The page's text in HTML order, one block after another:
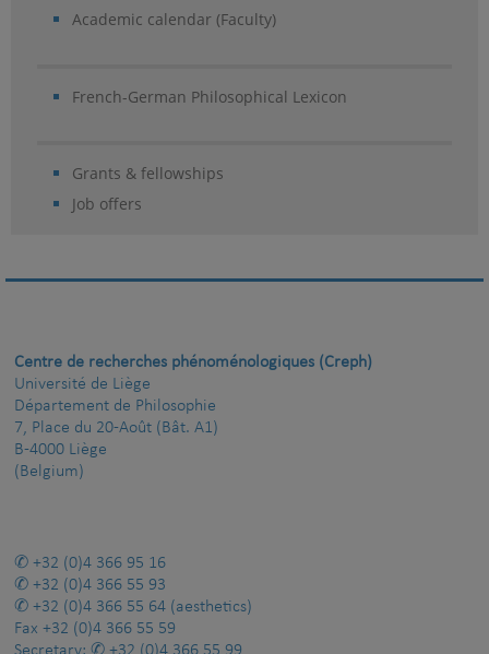
Academic calendar (Faculty)
French-German Philosophical Lexicon
Grants & fellowships
Job offers
Centre de recherches phénoménologiques (Creph)
Université de Liège
Département de Philosophie
7, Place du 20-Août (Bât. A1)
B-4000 Liège
(Belgium)
+32 (0)4 366 95 16
+32 (0)4 366 55 93
+32 (0)4 366 55 64 (aesthetics)
Fax +32 (0)4 366 55 59